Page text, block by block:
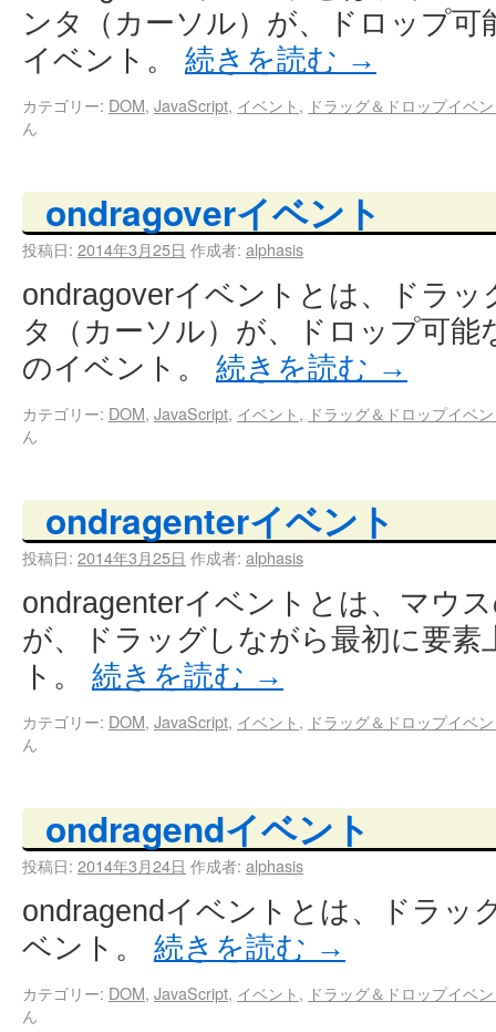
ンタ（カーソル）が、ドロップ可
イベント。 続きを読む →
カテゴリー: DOM, JavaScript, イベント, ドラッグ＆ドロップイベ
ん
ondragoverイベント
投稿日: 2014年3月25日 作成者: alphasis
ondragoverイベントとは、ドラ
タ（カーソル）が、ドロップ可能
のイベント。 続きを読む →
カテゴリー: DOM, JavaScript, イベント, ドラッグ＆ドロップイベ
ん
ondragenterイベント
投稿日: 2014年3月25日 作成者: alphasis
ondragenterイベントとは、マウ
が、ドラッグしながら最初に要
ト。 続きを読む →
カテゴリー: DOM, JavaScript, イベント, ドラッグ＆ドロップイベ
ん
ondragendイベント
投稿日: 2014年3月24日 作成者: alphasis
ondragendイベントとは、ドラッ
ベント。 続きを読む →
カテゴリー: DOM, JavaScript, イベント, ドラッグ＆ドロップイベ
ん